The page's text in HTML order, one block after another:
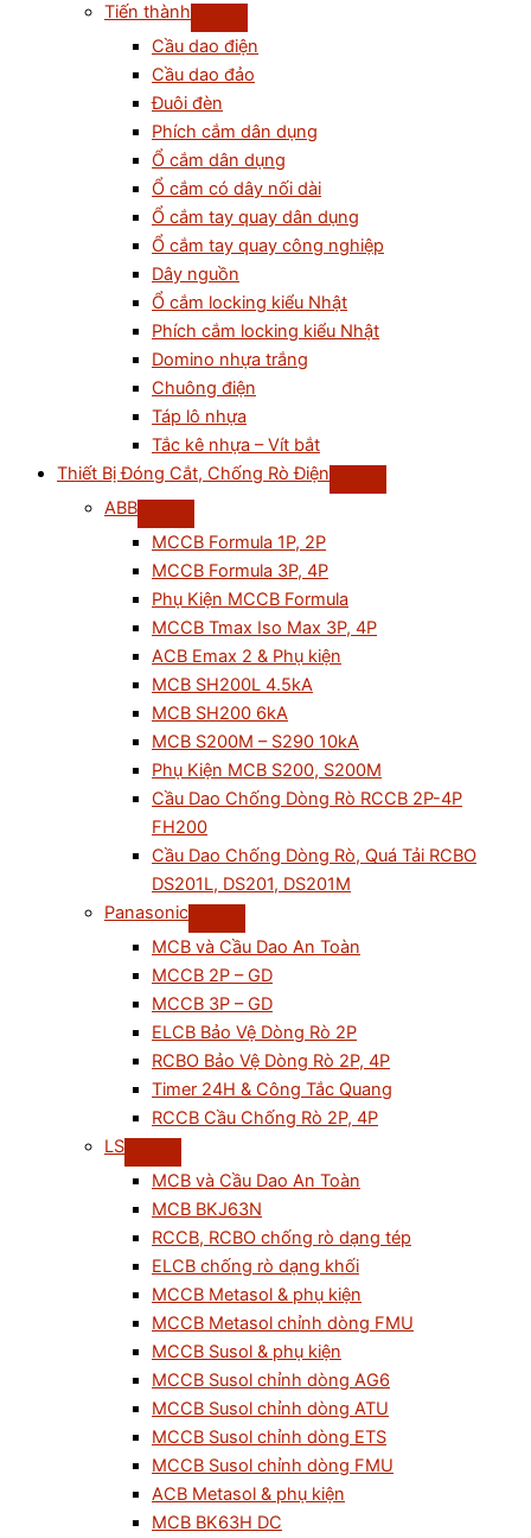
Tiến thành
Cầu dao điện
Cầu dao đảo
Đuôi đèn
Phích cắm dân dụng
Ổ cắm dân dụng
Ổ cắm có dây nối dài
Ổ cắm tay quay dân dụng
Ổ cắm tay quay công nghiệp
Dây nguồn
Ổ cắm locking kiểu Nhật
Phích cắm locking kiểu Nhật
Domino nhựa trắng
Chuông điện
Táp lô nhựa
Tắc kê nhựa – Vít bắt
Thiết Bị Đóng Cắt, Chống Rò Điện
ABB
MCCB Formula 1P, 2P
MCCB Formula 3P, 4P
Phụ Kiện MCCB Formula
MCCB Tmax Iso Max 3P, 4P
ACB Emax 2 & Phụ kiện
MCB SH200L 4.5kA
MCB SH200 6kA
MCB S200M – S290 10kA
Phụ Kiện MCB S200, S200M
Cầu Dao Chống Dòng Rò RCCB 2P-4P
FH200
Cầu Dao Chống Dòng Rò, Quá Tải RCBO
DS201L, DS201, DS201M
Panasonic
MCB và Cầu Dao An Toàn
MCCB 2P – GD
MCCB 3P – GD
ELCB Bảo Vệ Dòng Rò 2P
RCBO Bảo Vệ Dòng Rò 2P, 4P
Timer 24H & Công Tắc Quang
RCCB Cầu Chống Rò 2P, 4P
LS
MCB và Cầu Dao An Toàn
MCB BKJ63N
RCCB, RCBO chống rò dạng tép
ELCB chống rò dạng khối
MCCB Metasol & phụ kiện
MCCB Metasol chỉnh dòng FMU
MCCB Susol & phụ kiện
MCCB Susol chỉnh dòng AG6
MCCB Susol chỉnh dòng ATU
MCCB Susol chỉnh dòng ETS
MCCB Susol chỉnh dòng FMU
ACB Metasol & phụ kiện
MCB BK63H DC